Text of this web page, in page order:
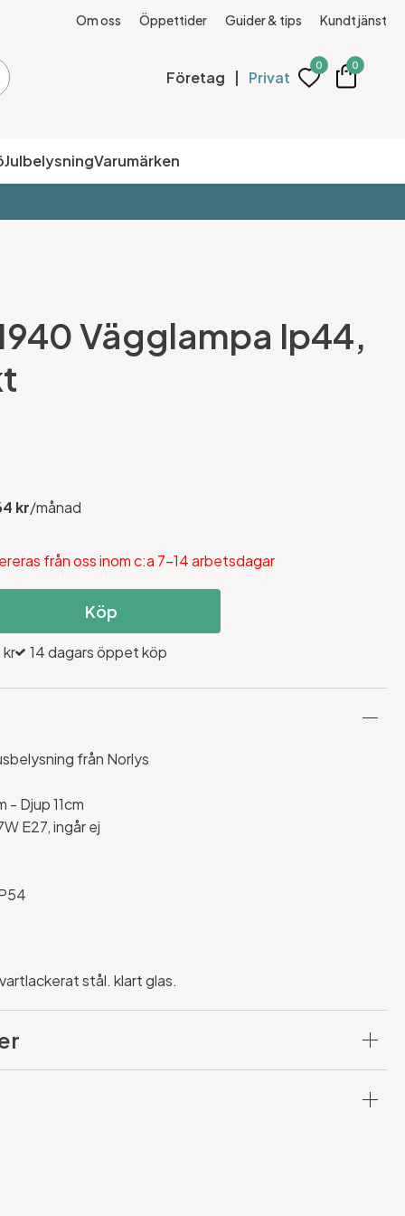
Om oss Öppettider Guider & tips Kundtjänst
Företag | Privat
0 0
JulbelysningVarumärken
Vägglampa Ip44,
kr/månad
från oss inom c:a 7-14 arbetsdagar
Köp
kr 14 dagars öppet köp
från Norlys
- Djup 11cm
E27, ingår ej
stål. klart glas.